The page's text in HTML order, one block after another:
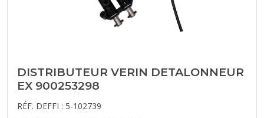
DISTRIBUTEUR VERIN DETALONNEUR
EX 900253298
RÉF. DEFFI : 5-102739